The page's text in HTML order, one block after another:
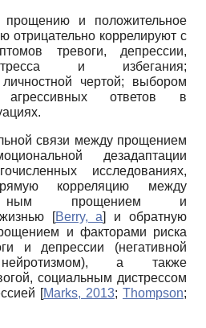
прощению и положительное
отрицательно коррелируют с
тревоги, депрессии,
и избегания;
чертой; выбором
ответов в
связи между прощением
дезадаптации
исследованиях,
корреляцию между
ным прощением и
[Berry, а]
и обратную
и факторами риска
и депрессии (негативной
нейротизмом), а также
социальным дистрессом
[Marks, 2013; Thompson;